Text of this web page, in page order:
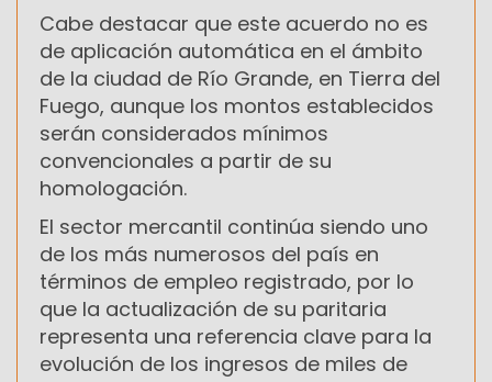
Cabe destacar que este acuerdo no es
de aplicación automática en el ámbito
de la ciudad de Río Grande, en Tierra del
Fuego, aunque los montos establecidos
serán considerados mínimos
convencionales a partir de su
homologación.
El sector mercantil continúa siendo uno
de los más numerosos del país en
términos de empleo registrado, por lo
que la actualización de su paritaria
representa una referencia clave para la
evolución de los ingresos de miles de